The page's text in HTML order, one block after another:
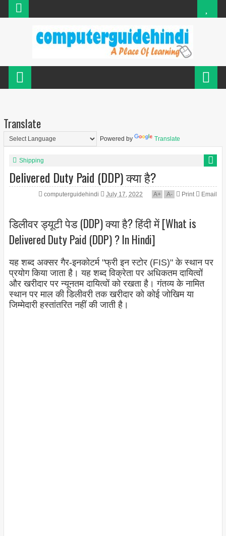
Translate
Powered by Translate
Shipping
Delivered Duty Paid (DDP) क्या है?
computerguidehindi July 17, 2022 A+ A- Print Email
डिलीवर ड्यूटी पेड (DDP) क्या है? हिंदी में [What is
Delivered Duty Paid (DDP) ? In Hindi]
यह शब्द अक्सर गैर-इनकोटर्म "फ्री इन स्टोर (FIS)" के स्थान पर
प्रयोग किया जाता है। यह शब्द विक्रेता पर अधिकतम दायित्वों
और खरीदार पर न्यूनतम दायित्वों को रखता है। गंतव्य के नामित
स्थान पर माल की डिलीवरी तक खरीदार को कोई जोखिम या
जिम्मेदारी हस्तांतरित नहीं की जाती है।